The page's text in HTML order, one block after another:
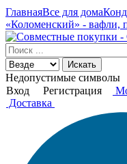
ГлавнаяВсе для дома
«Коломенский» - вафли,
Искать
Недопустимые символы
Вход
Регистрация
Доставка